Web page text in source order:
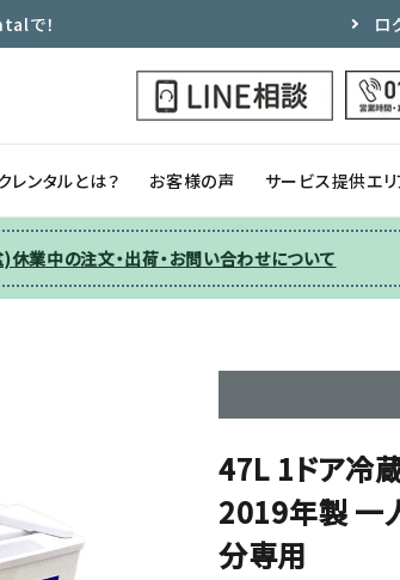
で！ ロ
季節家電
ソファー
レンタルとは？ お客様の声 サービス提供エ
休業中の注文・出荷・お問い合わせについて
47L 1ドア冷
2019年製 一
分専用